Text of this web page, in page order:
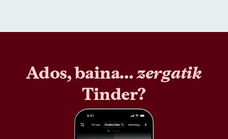
Ados, baina…zergatik
Tinder?